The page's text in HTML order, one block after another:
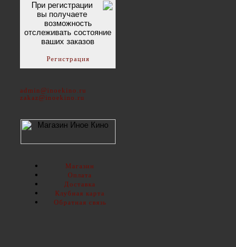
При регистрации
вы получаете
возможность
отслеживать состояние
ваших заказов
Регистрация
admin@inoekino.ru
zakaz@inoekino.ru
Магазин
Оплата
Доставка
Клубная карта
Обратная связь